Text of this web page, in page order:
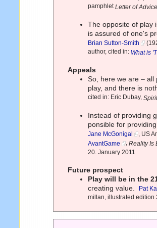
pamphletLetter of
The opposite of play
is assured of one's
Brian Sutton-Smith
author, cited in: What is
Appeals
So, here we are – all
play, and there is
cited in: Eric Dubay,
Instead of providing
ponsible for
Jane McGonigal
, US
AvantGame
,Reality Is
20. January 2011
Future prospect
Play will be in the
creating value.
Pat
millan, illustrated edition